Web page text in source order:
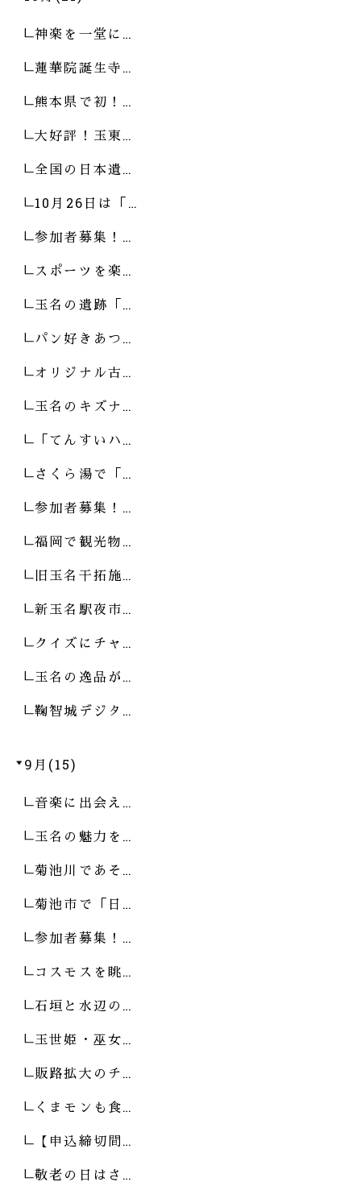
神楽を一堂に…
蓮華院誕生寺…
熊本県で初！…
大好評！玉東…
全国の日本遺…
10月26日は「…
参加者募集！…
スポーツを楽…
玉名の遺跡「…
パン好きあつ…
オリジナル古…
玉名のキズナ…
「てんすいハ…
さくら湯で「…
参加者募集！…
福岡で観光物…
旧玉名干拓施…
新玉名駅夜市…
クイズにチャ…
玉名の逸品が…
鞠智城デジタ…
9月(15)
音楽に出会え…
玉名の魅力を…
菊池川であそ…
菊池市で「日…
参加者募集！…
コスモスを眺…
石垣と水辺の…
玉世姫・巫女…
販路拡大のチ…
くまモンも食…
【申込締切間…
敬老の日はさ…